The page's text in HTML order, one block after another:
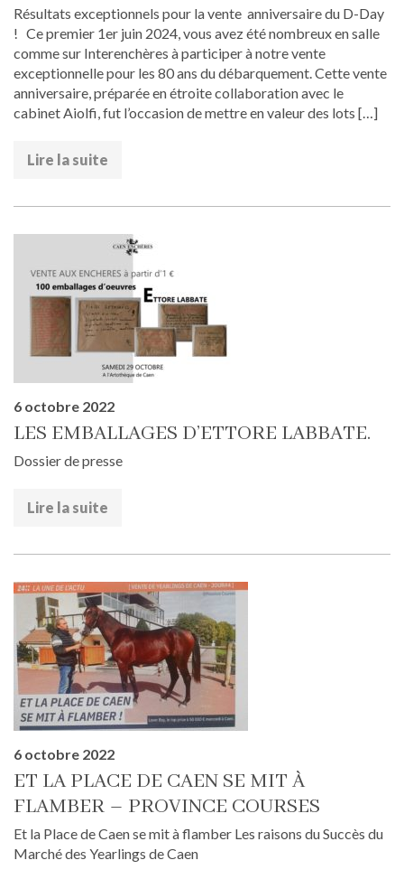
Résultats exceptionnels pour la vente anniversaire du D-Day
! Ce premier 1er juin 2024, vous avez été nombreux en salle
comme sur Interenchères à participer à notre vente
exceptionnelle pour les 80 ans du débarquement. Cette vente
anniversaire, préparée en étroite collaboration avec le
cabinet Aiolfi, fut l’occasion de mettre en valeur des lots […]
Lire la suite
6 octobre 2022
LES EMBALLAGES D’ETTORE LABBATE.
Dossier de presse
Lire la suite
6 octobre 2022
ET LA PLACE DE CAEN SE MIT À
FLAMBER – PROVINCE COURSES
Et la Place de Caen se mit à flamber Les raisons du Succès du
Marché des Yearlings de Caen